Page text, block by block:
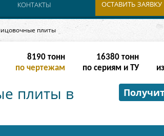
плиты
КОНТАКТЫ ОСТАВИТЬ ЗАЯВКУ
16382тонн
по чертежам
32764тонн
по сериям и ТУ
плиты в